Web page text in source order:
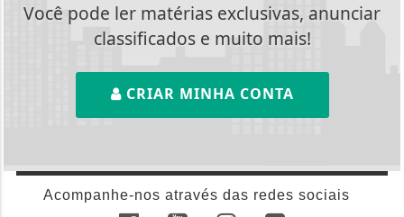
Você pode ler matérias exclusivas, anunciar
classificados e muito mais!
CRIAR MINHA CONTA
Acompanhe-nos através das redes sociais